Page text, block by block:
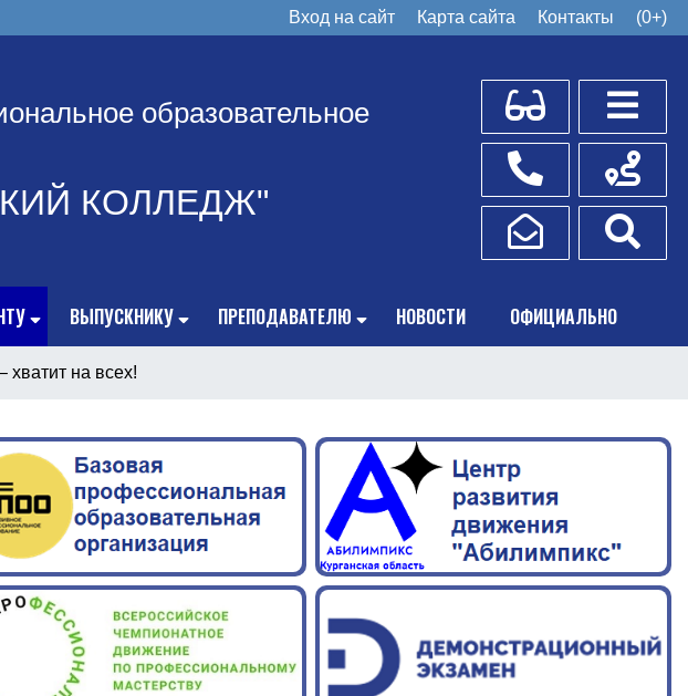
Вход на сайт Карта сайта Контакты (0+)
образовательное
КОЛЛЕДЖ"
Для слабовидящих
Телефоны
Написать обращение
Схема
ВЫПУСКНИКУ ПРЕПОДАВАТЕЛЮ НОВОСТИ ОФИЦИАЛЬНО
хватит на всех!